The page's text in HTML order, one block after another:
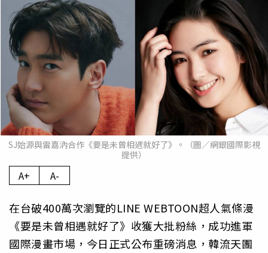
SJ始源與雷嘉汭合作《要是未曾相遇就好了》。（圖／網銀國際影視
提供）
A+ A-
在台破400萬次瀏覽的LINE WEBTOON超人氣條漫
《要是未曾相遇就好了》收獲大批粉絲，成功進軍
國際漫畫市場，今日正式公布重磅消息，韓流天團